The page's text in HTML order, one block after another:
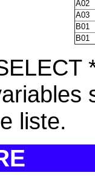
A02
A03
B01
B01
liste.